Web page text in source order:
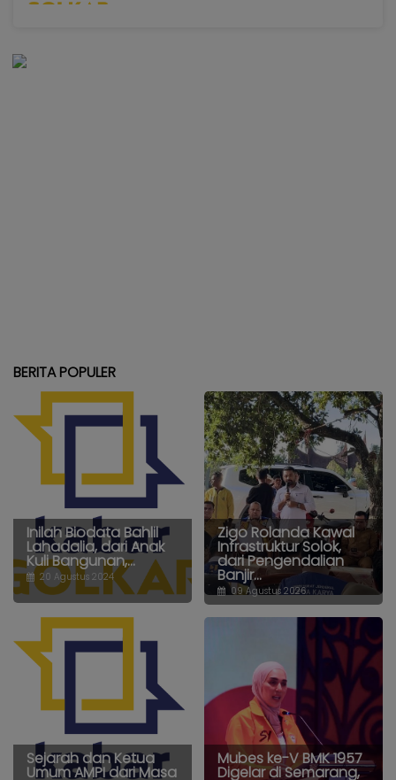
BERITA POPULER
Inilah Biodata Bahlil
Lahadalia, dari Anak
Kuli Bangunan,...
20 Agustus 2024
Zigo Rolanda Kawal
Infrastruktur Solok,
dari Pengendalian
Banjir...
09 Agustus 2026
Sejarah dan Ketua
Umum AMPI dari Masa
Mubes ke-V BMK 1957
Digelar di Semarang,